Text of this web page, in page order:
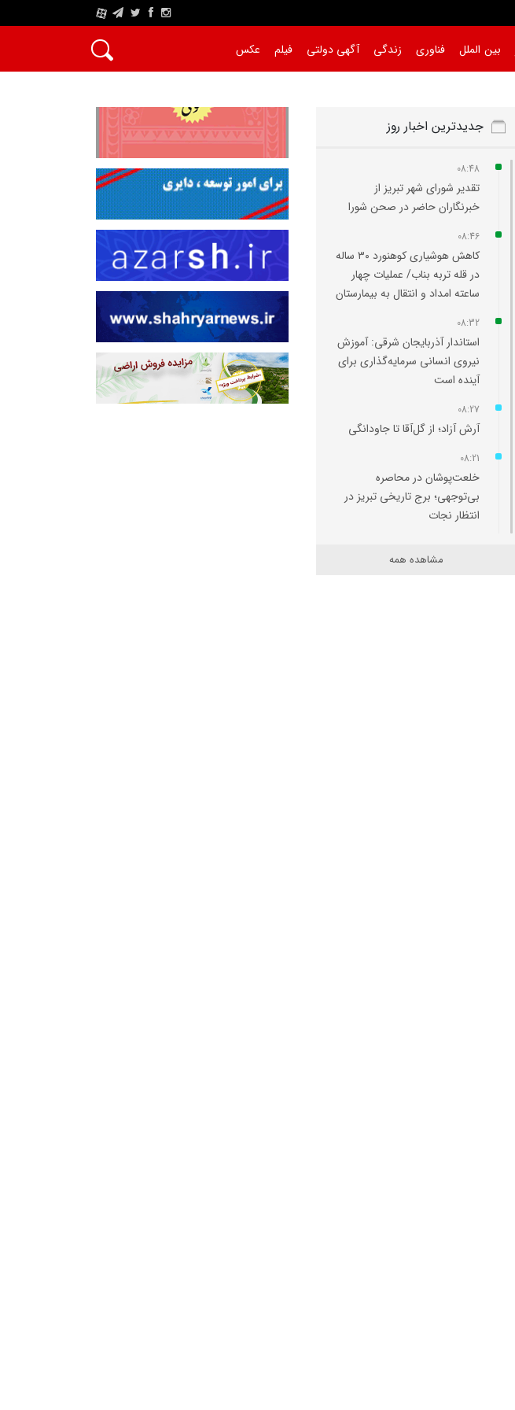
A
بین الملل فناوری زندگی آگهی دولتی فیلم عکس
جدیدترین اخبار روز
08:48
تقدیر شورای شهر تبریز از
خبرنگاران حاضر در صحن شورا
08:46
کاهش هوشیاری کوهنورد ۳۰ ساله
در قله تربه بناب/ عملیات چهار
ساعته امداد و انتقال به بیمارستان
08:32
استاندار آذربایجان شرقی: آموزش
نیروی انسانی سرمایه‌گذاری برای
آینده است
08:27
آرش آزاد؛ از گل‌آقا تا جاودانگی
08:21
خلعت‌پوشان در محاصره
بی‌توجهی؛ برج تاریخی تبریز در
انتظار نجات
جریمه ۱۴۸ میلیارد ریالی
مشاهده همه